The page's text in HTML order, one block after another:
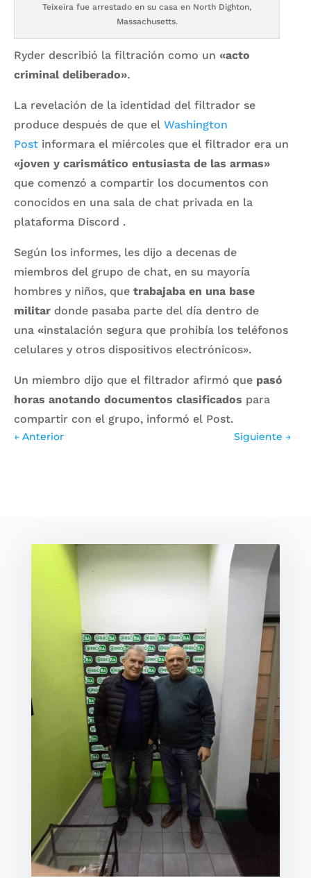
Teixeira fue arrestado en su casa en North Dighton,
Massachusetts.
Ryder describió la filtración como un «acto
criminal deliberado».
La revelación de la identidad del filtrador se
produce después de que el Washington
Post informara el miércoles que el filtrador era un
«joven y carismático entusiasta de las armas»
que comenzó a compartir los documentos con
conocidos en una sala de chat privada en la
plataforma Discord .
Según los informes, les dijo a decenas de
miembros del grupo de chat, en su mayoría
hombres y niños, que trabajaba en una base
militar donde pasaba parte del día dentro de
una «instalación segura que prohibía los teléfonos
celulares y otros dispositivos electrónicos».
Un miembro dijo que el filtrador afirmó que pasó
horas anotando documentos clasificados para
compartir con el grupo, informó el Post.
← Anterior Siguiente →